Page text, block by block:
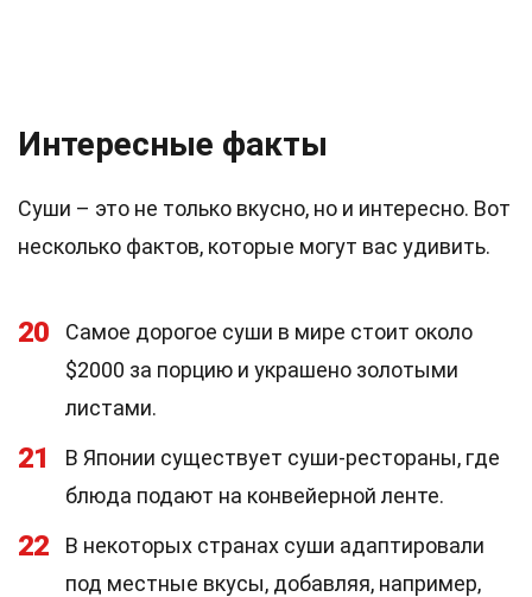
Интересные факты
Суши – это не только вкусно, но и интересно. Вот
несколько фактов, которые могут вас удивить.
20
Самое дорогое суши в мире стоит около
$2000 за порцию и украшено золотыми
листами.
21
В Японии существует суши-рестораны, где
блюда подают на конвейерной ленте.
22
В некоторых странах суши адаптировали
под местные вкусы, добавляя, например,